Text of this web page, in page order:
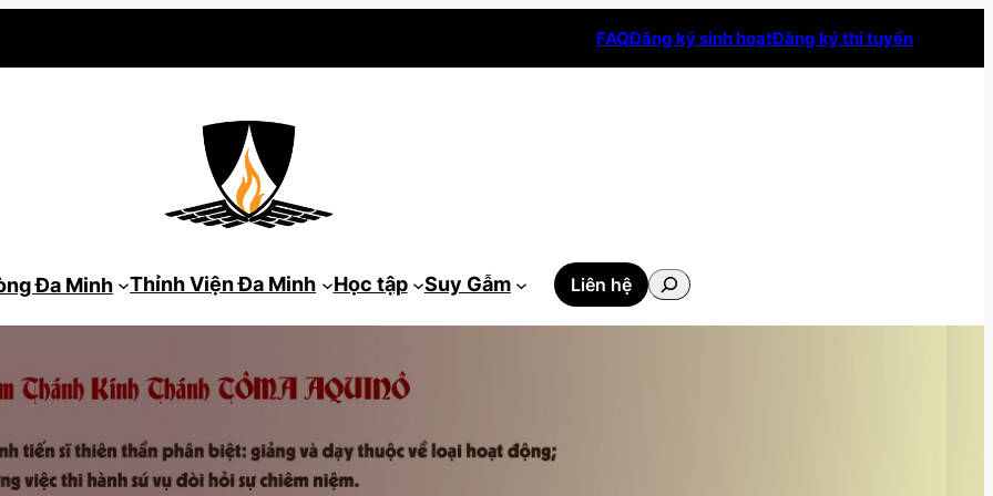
FAQĐăng ký sinh hoạtĐăng ký thi tuyển
Đa Minh Thỉnh Viện Đa Minh Học tập Suy Gẫm Liên hệ
Tìm
kiếm